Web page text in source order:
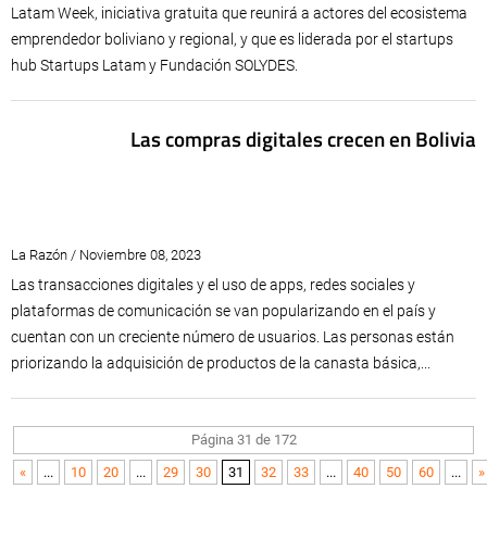
Latam Week, iniciativa gratuita que reunirá a actores del ecosistema
emprendedor boliviano y regional, y que es liderada por el startups
hub Startups Latam y Fundación SOLYDES.
Las compras digitales crecen en Bolivia
La Razón / Noviembre 08, 2023
Las transacciones digitales y el uso de apps, redes sociales y
plataformas de comunicación se van popularizando en el país y
cuentan con un creciente número de usuarios. Las personas están
priorizando la adquisición de productos de la canasta básica,...
Página 31 de 172
«
... 10 20 ... 29 30 31 32 33 ... 40 50 60 ... »